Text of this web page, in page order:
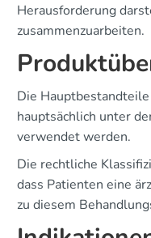
Herausforderung
zusammenzuarbeiten.
Die
hauptsächlich unter
verwendet werden.
Die rechtliche
dass Patienten eine
zu diesem